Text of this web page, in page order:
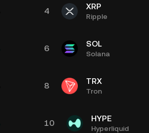
4 XRP
Ripple
6 SOL
Solana
8 TRX
Tron
10 HYPE
Hyperliquid